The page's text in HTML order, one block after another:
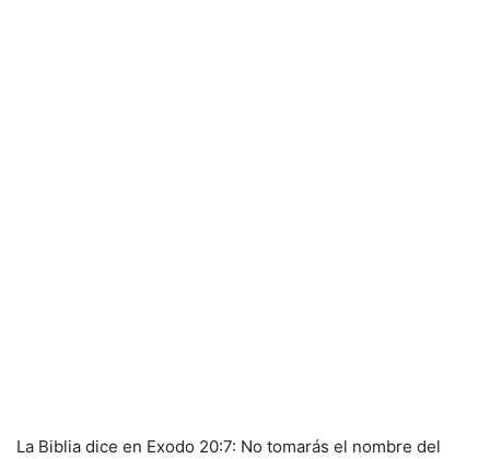
La Biblia dice en Exodo 20:7: No tomarás el nombre del